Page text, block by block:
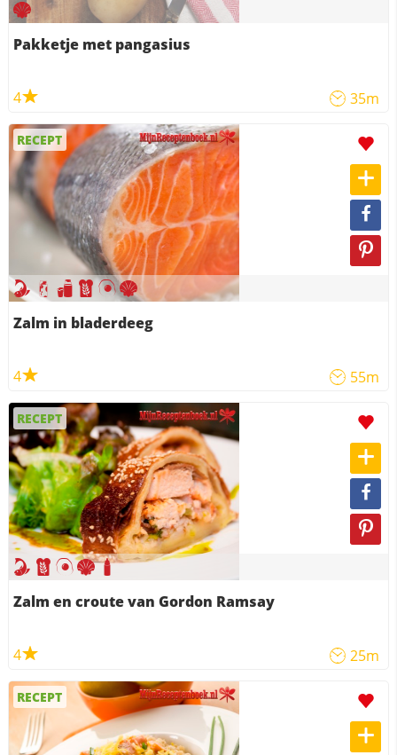
Pakketje met pangasius
4 35m
RECEPT
Zalm in bladerdeeg
4 55m
RECEPT
Zalm en croute van Gordon Ramsay
4 25m
RECEPT